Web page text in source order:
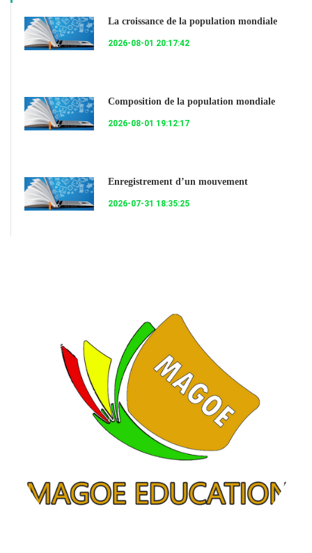
La croissance de la population mondiale
2026-08-01 20:17:42
Composition de la population mondiale
2026-08-01 19:12:17
Enregistrement d’un mouvement
2026-07-31 18:35:25